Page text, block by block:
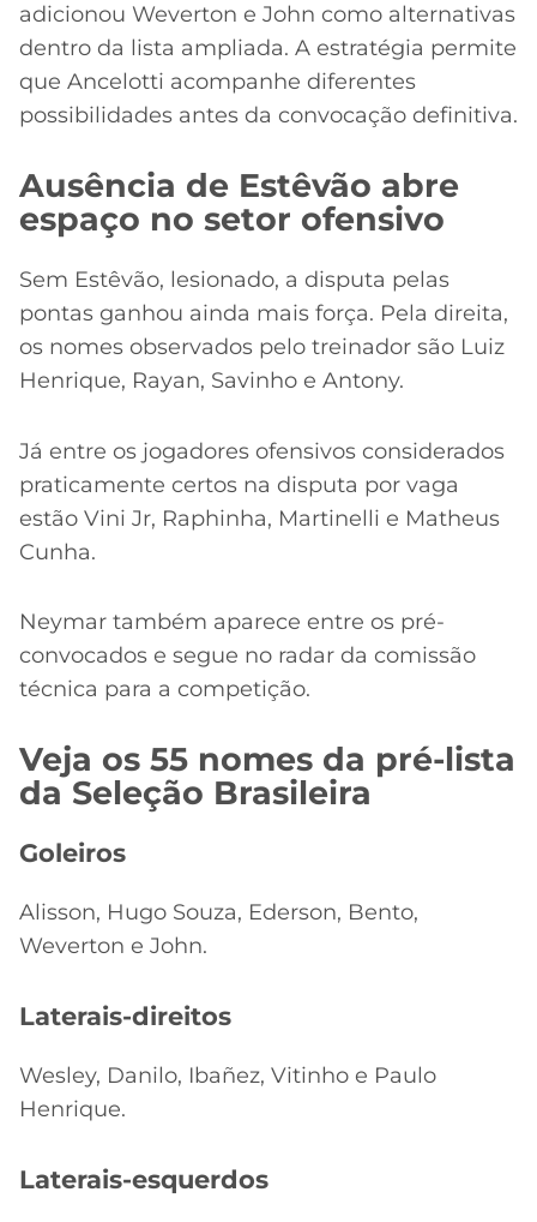
adicionou Weverton e John como alternativas
dentro da lista ampliada. A estratégia permite
que Ancelotti acompanhe diferentes
possibilidades antes da convocação definitiva.
Ausência de Estêvão abre
espaço no setor ofensivo
Sem Estêvão, lesionado, a disputa pelas
pontas ganhou ainda mais força. Pela direita,
os nomes observados pelo treinador são Luiz
Henrique, Rayan, Savinho e Antony.
Já entre os jogadores ofensivos considerados
praticamente certos na disputa por vaga
estão Vini Jr, Raphinha, Martinelli e Matheus
Cunha.
Neymar também aparece entre os pré-
convocados e segue no radar da comissão
técnica para a competição.
Veja os 55 nomes da pré-lista
da Seleção Brasileira
Goleiros
Alisson, Hugo Souza, Ederson, Bento,
Weverton e John.
Laterais-direitos
Wesley, Danilo, Ibañez, Vitinho e Paulo
Henrique.
Laterais-esquerdos